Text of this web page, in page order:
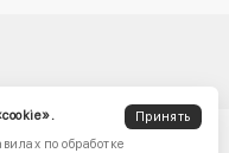
Принять
по обработке